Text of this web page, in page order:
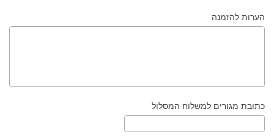
הערות להזמנה
כתובת מגורים למשלוח המסלול